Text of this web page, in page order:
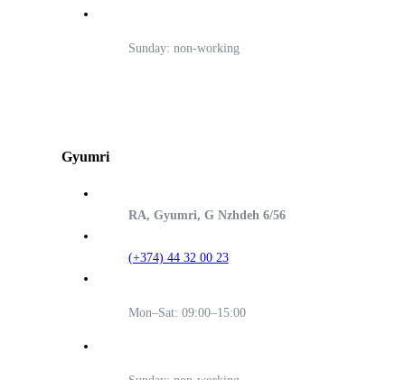
Sunday: non-working
Gyumri
RA, Gyumri, G Nzhdeh 6/56
(+374) 44 32 00 23
Mon–Sat: 09:00–15:00